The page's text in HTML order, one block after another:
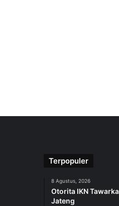
Terpopuler
8 Agustus, 2026
Otorita IKN
Jateng